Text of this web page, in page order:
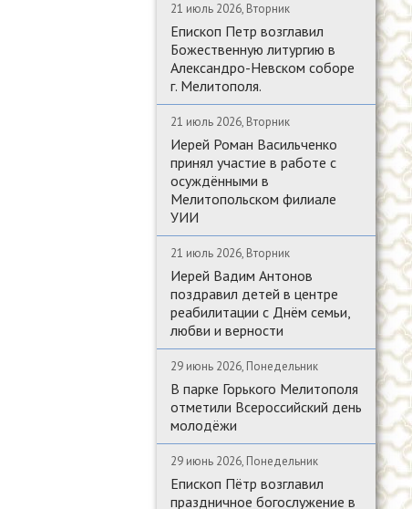
21 июль 2026, Вторник
Епископ Петр возглавил
Божественную литургию в
Александро-Невском соборе
г. Мелитополя.
21 июль 2026, Вторник
Иерей Роман Васильченко
принял участие в работе с
осуждёнными в
Мелитопольском филиале
УИИ
21 июль 2026, Вторник
Иерей Вадим Антонов
поздравил детей в центре
реабилитации с Днём семьи,
любви и верности
29 июнь 2026, Понедельник
В парке Горького Мелитополя
отметили Всероссийский день
молодёжи
29 июнь 2026, Понедельник
Епископ Пётр возглавил
праздничное богослужение в